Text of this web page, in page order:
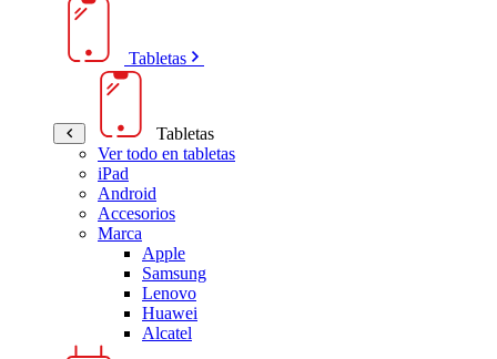
Tabletas
Tabletas
Ver todo en tabletas
iPad
Android
Accesorios
Marca
Apple
Samsung
Lenovo
Huawei
Alcatel